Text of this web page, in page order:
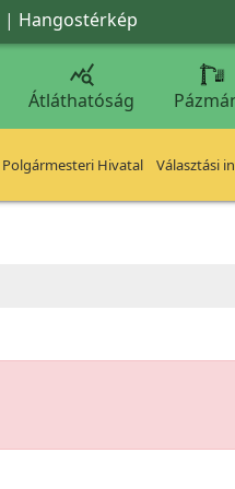
| Hangostérkép

Átláthatóság
Polgármesteri Hivatal Választási